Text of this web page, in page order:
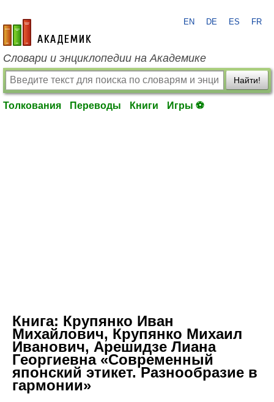
academic.ru
EN DE ES FR
Словари и энциклопедии на Академике
Найти!
Толкования Переводы Книги Игры ⚽
Книга: Крупянко Иван
Михайлович, Крупянко Михаил
Иванович, Арешидзе Лиана
Георгиевна «Современный
японский этикет. Разнообразие в
гармонии»